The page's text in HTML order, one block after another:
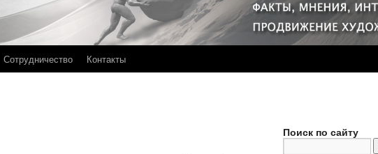
Сотрудничество Контакты
Поиск по сайту